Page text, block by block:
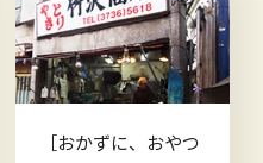
［おかずに、おやつ